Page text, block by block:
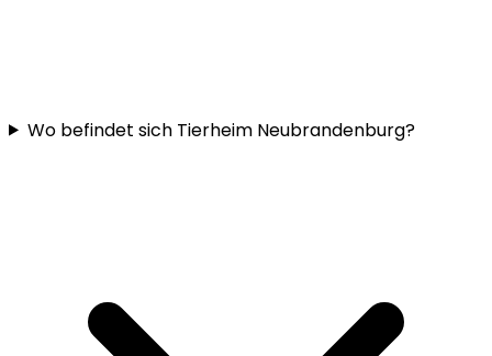
Wo befindet sich Tierheim Neubrandenburg?